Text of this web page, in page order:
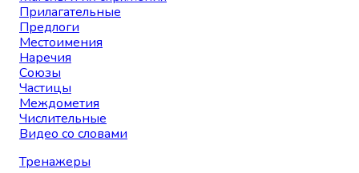
Прилагательные
Предлоги
Местоимения
Наречия
Союзы
Частицы
Междометия
Числительные
Видео со словами
Тренажеры